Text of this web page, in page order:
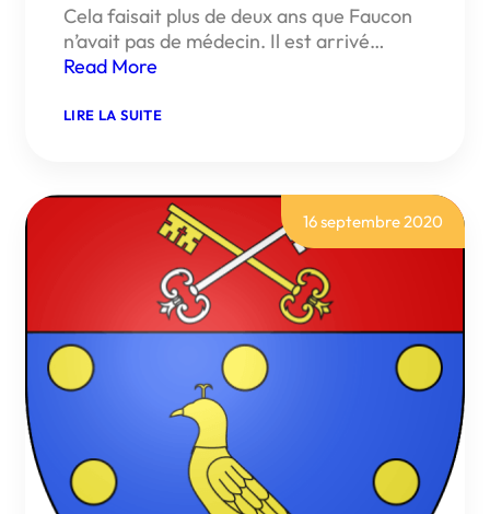
Cela faisait plus de deux ans que Faucon
n’avait pas de médecin. Il est arrivé…
Read More
LIRE LA SUITE:
MÉDÉCIN
GÉNÉRALISTE
À
FAUCON
(FRANCE
BLEU
VAUCLUSE)
16 septembre 2020